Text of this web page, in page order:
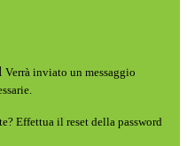
Verrà inviato un messaggio
Effettua il reset della password